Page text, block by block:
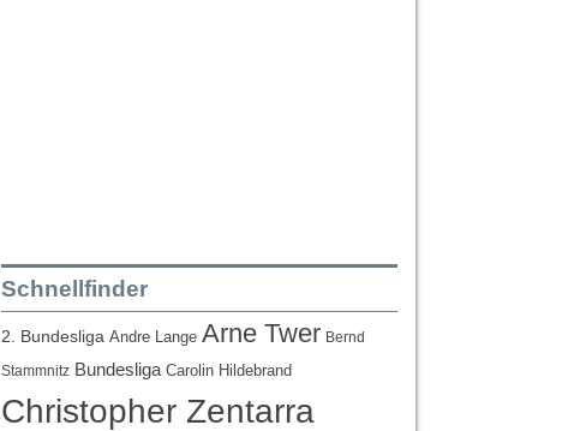
Schnellfinder
2. Bundesliga Andre Lange Arne Twer Bernd
Stammnitz Bundesliga Carolin Hildebrand
Christopher Zentarra